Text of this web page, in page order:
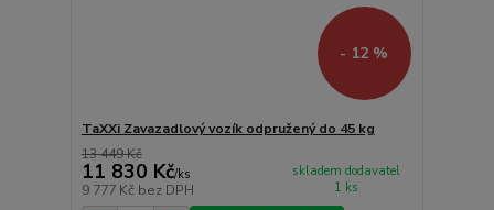
- 12 %
TaXXi Zavazadlový vozík odpružený do 45 kg
13 449 Kč
11 830 Kč/ks
9 777 Kč bez DPH
skladem dodavatel
1 ks